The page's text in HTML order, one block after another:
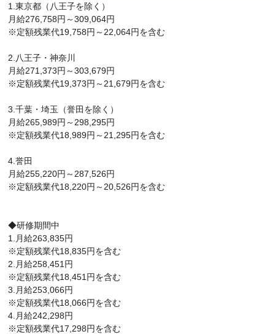
1.東京都（八王子を除く）
月給276,758円～309,064円
※定額残業代19,758円～22,064円を含む
2.八王子・神奈川
月給271,373円～303,679円
※定額残業代19,373円～21,679円を含む
3.千葉・埼玉（誉田を除く）
月給265,989円～298,295円
※定額残業代18,989円～21,295円を含む
4.誉田
月給255,220円～287,526円
※定額残業代18,220円～20,526円を含む
◆研修期間中
1.月給263,835円
※定額残業代18,835円を含む
2.月給258,451円
※定額残業代18,451円を含む
3.月給253,066円
※定額残業代18,066円を含む
4.月給242,298円
※定額残業代17,298円を含む